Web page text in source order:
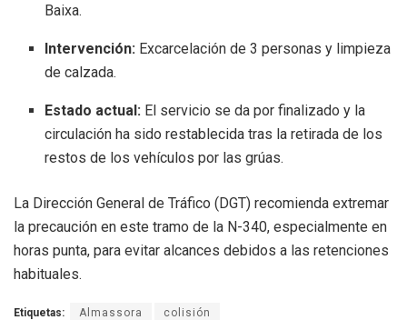
Baixa.
Intervención: Excarcelación de 3 personas y limpieza
de calzada.
Estado actual: El servicio se da por finalizado y la
circulación ha sido restablecida tras la retirada de los
restos de los vehículos por las grúas.
La Dirección General de Tráfico (DGT) recomienda extremar
la precaución en este tramo de la N-340, especialmente en
horas punta, para evitar alcances debidos a las retenciones
habituales.
Etiquetas: Almassora colisión